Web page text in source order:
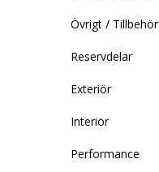
Övrigt / Tillbehör
Reservdelar
Exteriör
Interiör
Performance